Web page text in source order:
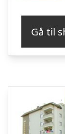
Gå til